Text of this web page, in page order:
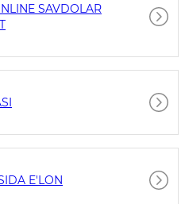
SAVDOLAR
E'LON